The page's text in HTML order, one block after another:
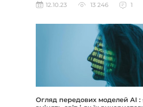
12.10.23
13 246 1
Огляд передових моделей AI :